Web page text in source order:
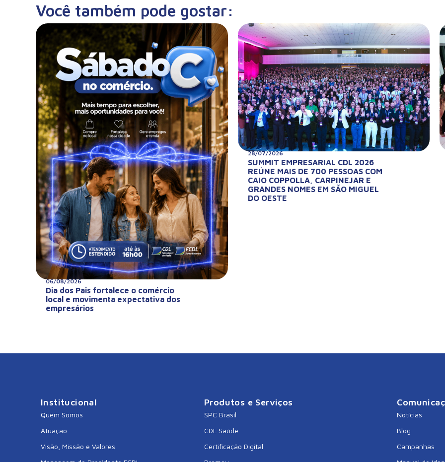
Você também pode gostar:
06/08/2026
Dia dos Pais fortalece o comércio
local e movimenta expectativa dos
empresários
28/07/2026
SUMMIT EMPRESARIAL CDL 2026
REÚNE MAIS DE 700 PESSOAS COM
CAIO COPPOLLA, CARPINEJAR E
GRANDES NOMES EM SÃO MIGUEL
DO OESTE
Institucional
Quem Somos
Atuação
Visão, Missão e Valores
Produtos e Serviços
SPC Brasil
CDL Saúde
Certificação Digital
Notícias
Blog
Campanhas